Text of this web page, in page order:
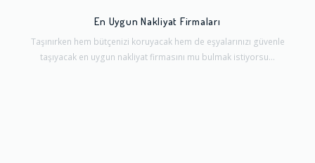
En Uygun Nakliyat Firmaları
Taşınırken hem bütçenizi koruyacak hem de eşyalarınızı güvenle
taşıyacak en uygun nakliyat firmasını mu bulmak istiyorsu...